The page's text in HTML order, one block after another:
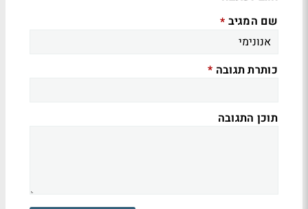
שם המגיב *
כותרת תגובה *
תוכן התגובה